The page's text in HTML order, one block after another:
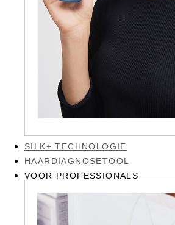
SILK+ TECHNOLOGIE
HAARDIAGNOSETOOL
VOOR PROFESSIONALS